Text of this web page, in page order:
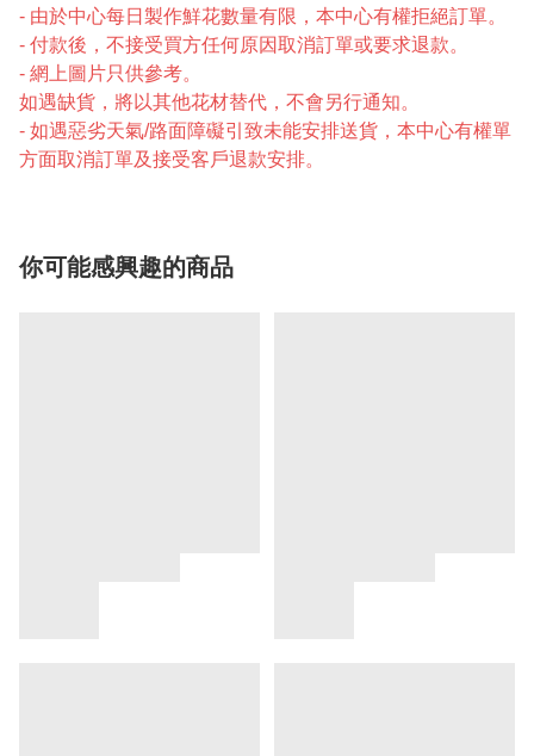
- 由於中心每日製作鮮花數量有限，本中心有權拒絕訂單。
- 付款後，不接受買方任何原因取消訂單或要求退款。
- 網上圖片只供參考。
如遇缺貨，將以其他花材替代，不會另行通知。
- 如遇惡劣天氣/路面障礙引致未能安排送貨，本中心有權單
方面取消訂單及接受客戶退款安排。
你可能感興趣的商品